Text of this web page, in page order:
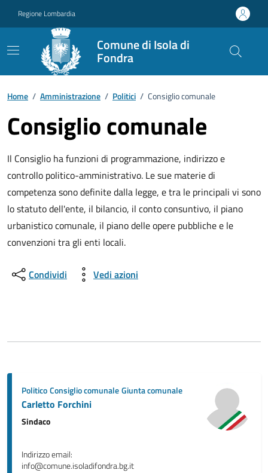
Regione Lombardia
Comune di Isola di
Fondra
Home / Amministrazione / Politici / Consiglio comunale
Consiglio comunale
Il Consiglio ha funzioni di programmazione, indirizzo e
controllo politico-amministrativo. Le sue materie di
competenza sono definite dalla legge, e tra le principali vi sono
lo statuto dell'ente, il bilancio, il conto consuntivo, il piano
urbanistico comunale, il piano delle opere pubbliche e le
convenzioni tra gli enti locali.
Condividi Vedi azioni
PoliticoConsiglio comunaleGiunta comunale
Carletto Forchini
Sindaco
Indirizzo email:
info@comune.isoladifondra.bg.it